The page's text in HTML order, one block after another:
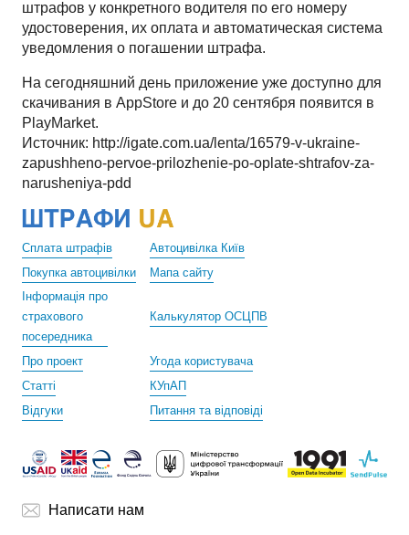
штрафов у конкретного водителя по его номеру
удостоверения, их оплата и автоматическая система
уведомления о погашении штрафа.
На сегодняшний день приложение уже доступно для
скачивания в AppStore и до 20 сентября появится в
PlayMаrket.
Источник: http://igate.com.ua/lenta/16579-v-ukraine-
zapushheno-pervoe-prilozhenie-po-oplate-shtrafov-za-
narusheniya-pdd
Про проект
Статті
Угода користувача
КУпАП
Відгуки
Питання та відповіді
Сплата штрафів
Автоцивілка Київ
Покупка автоцивілки
Мапа сайту
Інформація про
страхового
посередника
Калькулятор ОСЦПВ
Написати нам